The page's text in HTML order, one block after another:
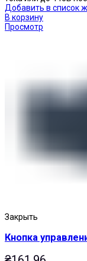
Добавить в список
В корзину
Просмотр
Закрыть
Кнопка